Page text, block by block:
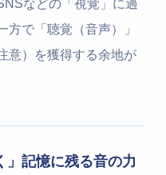
などの「視覚」に過
で「聴覚（音声）」
意）を獲得する余地が
」記憶に残る音の力